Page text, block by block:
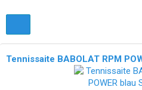
Tennissaite BABOLAT RPM